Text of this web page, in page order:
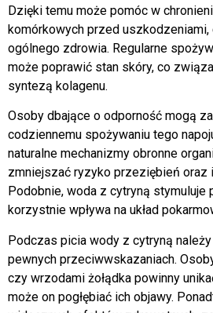
Dzięki temu może pomóc w
komórkowych przed
ogólnego zdrowia. Regularne
może poprawić stan skóry, co
syntezą kolagenu.
Osoby dbające o odporność mogą
codziennemu spożywaniu tego
naturalne mechanizmy obronne
zmniejszać ryzyko przeziębień oraz
Podobnie, woda z cytryną stymuluje
korzystnie wpływa na układ
Podczas picia wody z cytryną
pewnych przeciwwskazaniach.
czy wrzodami żołądka powinny
może on pogłębiać ich objawy.